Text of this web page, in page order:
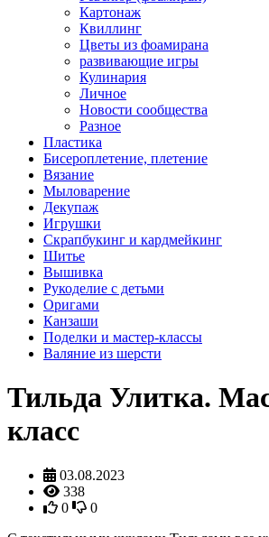
Картонаж
Квиллинг
Цветы из фоамирана
развивающие игры
Кулинария
Личное
Новости сообщества
Разное
Пластика
Бисероплетение, плетение
Вязание
Мыловарение
Декупаж
Игрушки
Скрапбукинг и кардмейкинг
Шитье
Вышивка
Рукоделие с детьми
Оригами
Канзаши
Поделки и мастер-классы
Валяние из шерсти
Тильда Улитка.
класс
03.08.2023
338
0
0